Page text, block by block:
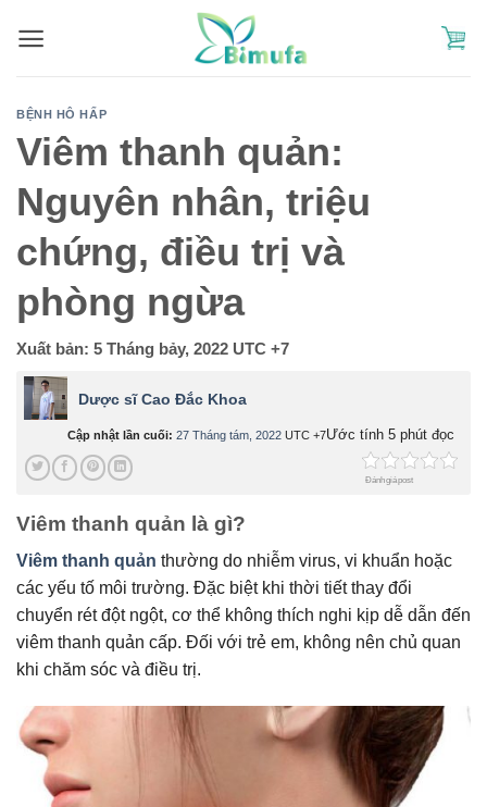
BỆNH HÔ HẤP
Viêm thanh quản:
Nguyên nhân, triệu
chứng, điều trị và
phòng ngừa
Xuất bản: 5 Tháng bảy, 2022 UTC +7
Dược sĩ Cao Đắc Khoa
Cập nhật lần cuối: 27 Tháng tám, 2022 UTC +7Ước tính 5 phút đọc
Đánh giá post
Viêm thanh quản là gì?
Viêm thanh quản thường do nhiễm virus, vi khuẩn hoặc
các yếu tố môi trường. Đặc biệt khi thời tiết thay đổi
chuyển rét đột ngột, cơ thể không thích nghi kịp dễ dẫn đến
viêm thanh quản cấp. Đối với trẻ em, không nên chủ quan
khi chăm sóc và điều trị.